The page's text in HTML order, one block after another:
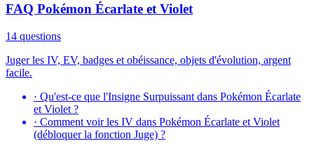
FAQ Pokémon Écarlate et Violet
14 questions
Juger les IV, EV, badges et obéissance, objets d'évolution, argent
facile.
· Qu'est-ce que l'Insigne Surpuissant dans Pokémon Écarlate
et Violet ?
· Comment voir les IV dans Pokémon Écarlate et Violet
(débloquer la fonction Juge) ?